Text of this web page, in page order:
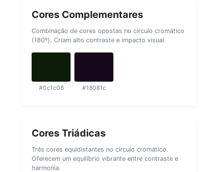
Cores Complementares
Combinação de cores opostas no círculo cromático
(180º). Criam alto contraste e impacto visual.
#0c1c08 #18081c
Cores Triádicas
Três cores equidistantes no círculo cromático.
Oferecem um equilíbrio vibrante entre contraste e
harmonia.